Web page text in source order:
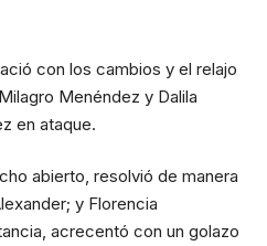
con los cambios y el relajo
Menéndez y Dalila
en ataque.
abierto, resolvió de manera
y Florencia
acrecentó con un golazo